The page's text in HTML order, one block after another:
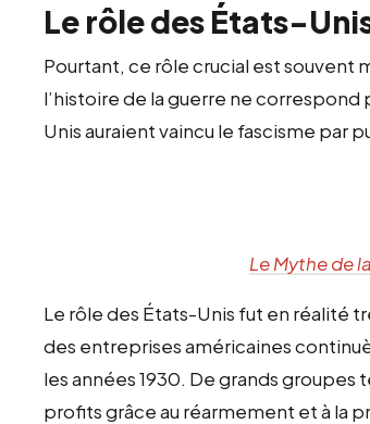
Le rôle des États-
Pourtant, ce rôle crucial est souvent
l’histoire de la guerre ne correspond
Unis auraient vaincu le fascisme par
Le Mythe de
Le rôle des États-Unis fut en réalité
des entreprises américaines
les années 1930. De grands groupes
profits grâce au réarmement et à la